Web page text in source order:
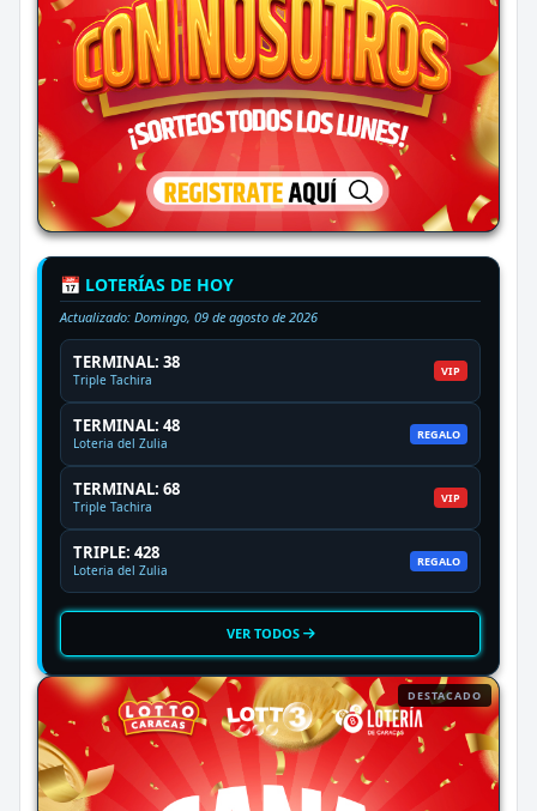
📅 LOTERÍAS DE HOY
Actualizado: Domingo, 09 de agosto de 2026
TERMINAL: 38
Triple Tachira
VIP
TERMINAL: 48
Loteria del Zulia
REGALO
TERMINAL: 68
Triple Tachira
VIP
TRIPLE: 428
Loteria del Zulia
REGALO
VER TODOS
DESTACADO